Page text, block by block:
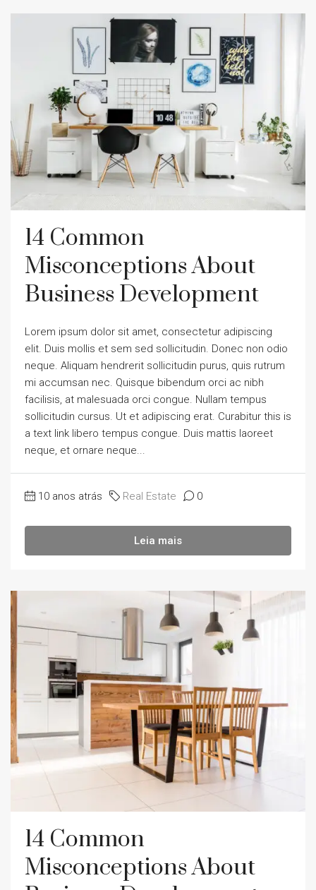
14 Common
Misconceptions About
Business Development
Lorem ipsum dolor sit amet, consectetur adipiscing
elit. Duis mollis et sem sed sollicitudin. Donec non odio
neque. Aliquam hendrerit sollicitudin purus, quis rutrum
mi accumsan nec. Quisque bibendum orci ac nibh
facilisis, at malesuada orci congue. Nullam tempus
sollicitudin cursus. Ut et adipiscing erat. Curabitur this is
a text link libero tempus congue. Duis mattis laoreet
neque, et ornare neque...
10 anos atrás Real Estate 0
Leia mais
14 Common
Misconceptions About